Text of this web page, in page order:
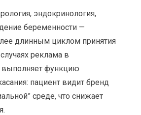
эндокринология,
беременности —
длинным циклом принятия
реклама в
функцию
пациент видит бренд
среде, что снижает